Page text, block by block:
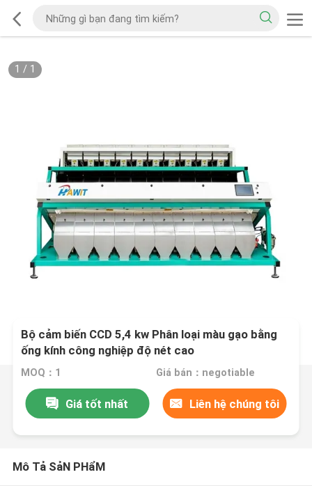
1 / 1
Bộ cảm biến CCD 5,4 kw Phân loại màu gạo bằng
ống kính công nghiệp độ nét cao
MOQ：1 Giá bán：negotiable
Giá tốt nhất Liên hệ chúng tôi
Mô Tả SảN PHẩM